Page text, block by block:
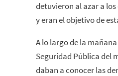
detuvieron al azar a
y eran el objetivo de
A lo largo de la
Seguridad Pública del
daban a conocer las